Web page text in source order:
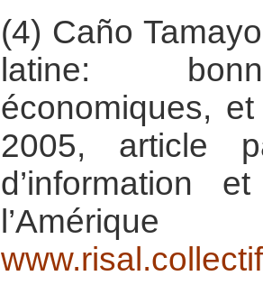
(4) Caño
latine:
économiques,
2005, article
d’information